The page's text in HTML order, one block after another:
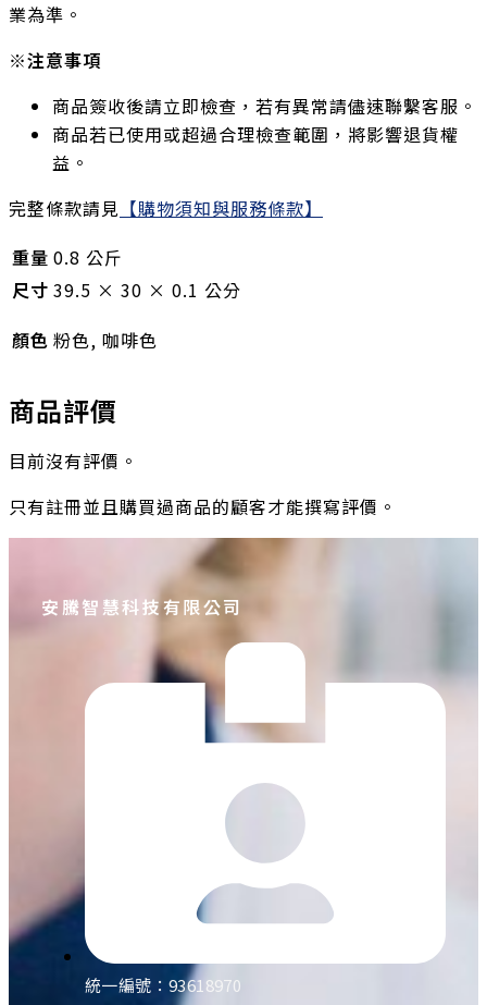
業為準。
※注意事項
商品簽收後請立即檢查，若有異常請儘速聯繫客服。
商品若已使用或超過合理檢查範圍，將影響退貨權
益。
完整條款請見 【購物須知與服務條款】
重量 0.8 公斤
尺寸 39.5 × 30 × 0.1 公分
顏色 粉色, 咖啡色
商品評價
目前沒有評價。
只有註冊並且購買過商品的顧客才能撰寫評價。
安騰智慧科技有限公司
統一編號：93618970